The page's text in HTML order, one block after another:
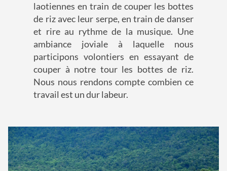
laotiennes en train de couper les bottes
de riz avec leur serpe, en train de danser
et rire au rythme de la musique. Une
ambiance joviale à laquelle nous
participons volontiers en essayant de
couper à notre tour les bottes de riz.
Nous nous rendons compte combien ce
travail est un dur labeur.